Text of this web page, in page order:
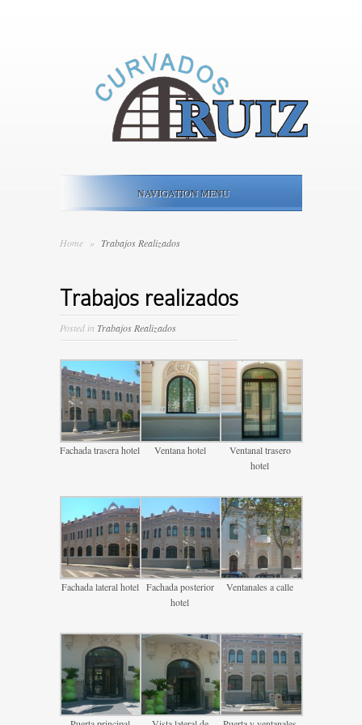
NAVIGATION MENU
Home » Trabajos Realizados
Trabajos realizados
Posted in Trabajos Realizados
Fachada trasera hotel Ventana hotel
Ventanal trasero
hotel
Fachada lateral hotel Fachada posterior
hotel
Ventanales a calle